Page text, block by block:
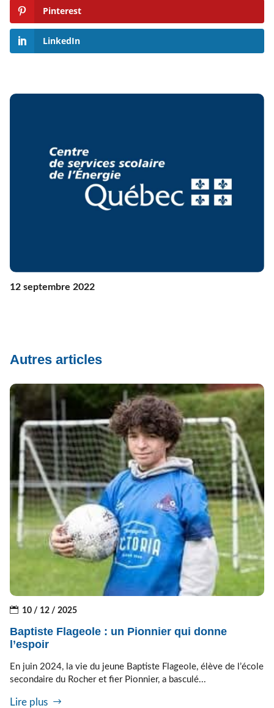
Pinterest
LinkedIn
12 septembre 2022
Autres articles
10 / 12 / 2025
Baptiste Flageole : un Pionnier qui donne
l’espoir
En juin 2024, la vie du jeune Baptiste Flageole, élève de l’école
secondaire du Rocher et fier Pionnier, a basculé...
Lire plus